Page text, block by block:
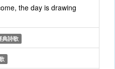
the day is drawing
典詩歌